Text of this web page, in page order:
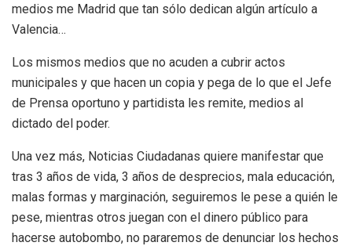
medios me Madrid que tan sólo dedican algún artículo a
Valencia…
Los mismos medios que no acuden a cubrir actos
municipales y que hacen un copia y pega de lo que el Jefe
de Prensa oportuno y partidista les remite, medios al
dictado del poder.
Una vez más, Noticias Ciudadanas quiere manifestar que
tras 3 años de vida, 3 años de desprecios, mala educación,
malas formas y marginación, seguiremos le pese a quién le
pese, mientras otros juegan con el dinero público para
hacerse autobombo, no pararemos de denunciar los hechos